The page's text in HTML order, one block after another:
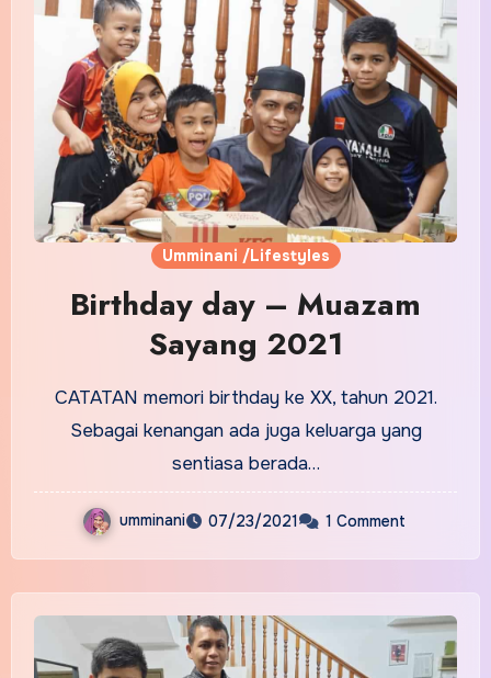
Umminani /Lifestyles
Birthday day – Muazam
Sayang 2021
CATATAN memori birthday ke XX, tahun 2021.
Sebagai kenangan ada juga keluarga yang
sentiasa berada…
umminani 07/23/2021 1 Comment